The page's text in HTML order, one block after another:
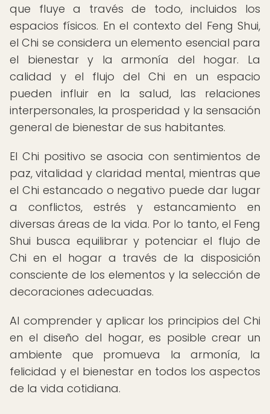
que fluye a través de todo, incluidos los
espacios físicos. En el contexto del Feng Shui,
el Chi se considera un elemento esencial para
el bienestar y la armonía del hogar. La
calidad y el flujo del Chi en un espacio
pueden influir en la salud, las relaciones
interpersonales, la prosperidad y la sensación
general de bienestar de sus habitantes.
El Chi positivo se asocia con sentimientos de
paz, vitalidad y claridad mental, mientras que
el Chi estancado o negativo puede dar lugar
a conflictos, estrés y estancamiento en
diversas áreas de la vida. Por lo tanto, el Feng
Shui busca equilibrar y potenciar el flujo de
Chi en el hogar a través de la disposición
consciente de los elementos y la selección de
decoraciones adecuadas.
Al comprender y aplicar los principios del Chi
en el diseño del hogar, es posible crear un
ambiente que promueva la armonía, la
felicidad y el bienestar en todos los aspectos
de la vida cotidiana.